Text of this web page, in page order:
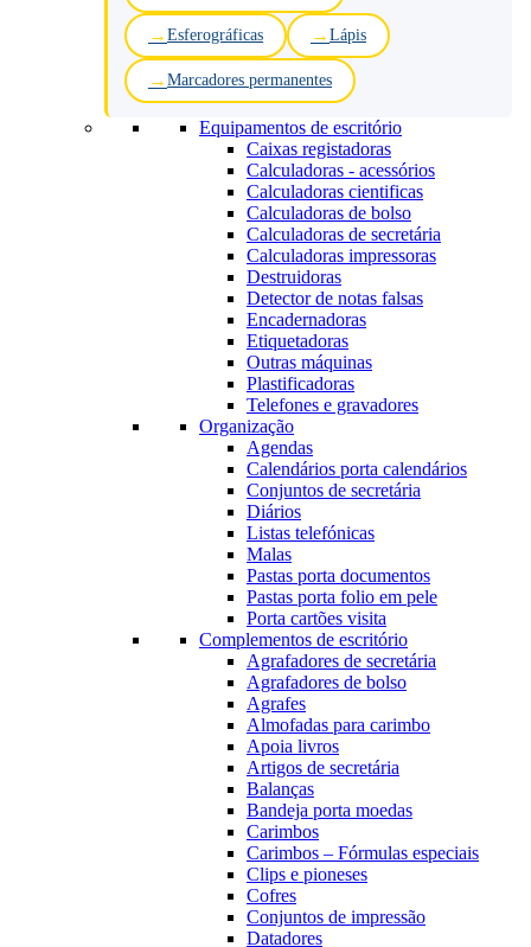
Esferográficas Lápis
Marcadores permanentes
Equipamentos de escritório
Caixas registadoras
Calculadoras - acessórios
Calculadoras cientificas
Calculadoras de bolso
Calculadoras de secretária
Calculadoras impressoras
Destruidoras
Detector de notas falsas
Encadernadoras
Etiquetadoras
Outras máquinas
Plastificadoras
Telefones e gravadores
Organização
Agendas
Calendários porta calendários
Conjuntos de secretária
Diários
Listas telefónicas
Malas
Pastas porta documentos
Pastas porta folio em pele
Porta cartões visita
Complementos de escritório
Agrafadores de secretária
Agrafadores de bolso
Agrafes
Almofadas para carimbo
Apoia livros
Artigos de secretária
Balanças
Bandeja porta moedas
Carimbos
Carimbos – Fórmulas especiais
Clips e pioneses
Cofres
Conjuntos de impressão
Datadores